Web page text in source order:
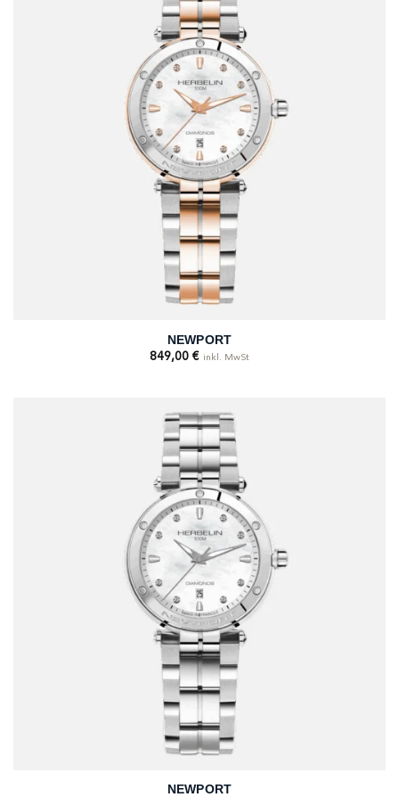
NEWPORT
849,00 € inkl. MwSt
NEWPORT